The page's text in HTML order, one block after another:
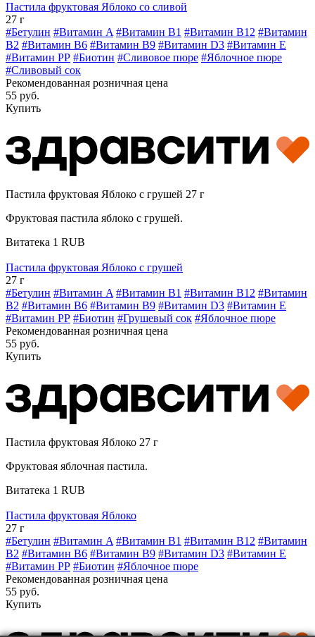
Пастила фруктовая Яблоко со сливой
27 г
#Бетулин #Витамин A #Витамин B1 #Витамин B12 #Витамин
B2 #Витамин B6 #Витамин B9 #Витамин D3 #Витамин E
#Витамин РР #Биотин #Сливовое пюре #Яблочное пюре
#Сливовый сок
Рекомендованная розничная цена
55 руб.
Купить
Пастила фруктовая Яблоко с грушей 27 г
Фруктовая пастила яблоко с грушей.
Витатека 1 RUB
Пастила фруктовая Яблоко с грушей
27 г
#Бетулин #Витамин A #Витамин B1 #Витамин B12 #Витамин
B2 #Витамин B6 #Витамин B9 #Витамин D3 #Витамин E
#Витамин РР #Биотин #Грушевый сок #Яблочное пюре
Рекомендованная розничная цена
55 руб.
Купить
Пастила фруктовая Яблоко 27 г
Фруктовая яблочная пастила.
Витатека 1 RUB
Пастила фруктовая Яблоко
27 г
#Бетулин #Витамин A #Витамин B1 #Витамин B12 #Витамин
B2 #Витамин B6 #Витамин B9 #Витамин D3 #Витамин E
#Витамин РР #Биотин #Яблочное пюре
Рекомендованная розничная цена
55 руб.
Купить